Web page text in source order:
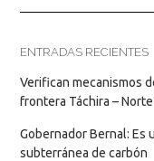
ENTRADAS RECIENTES
Verifican mecanismos
frontera Táchira –
Gobernador Bernal: Es
subterránea de carbón